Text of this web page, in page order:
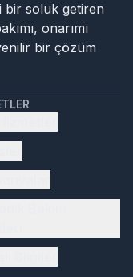
bir soluk getiren
onarımı
bir çözüm